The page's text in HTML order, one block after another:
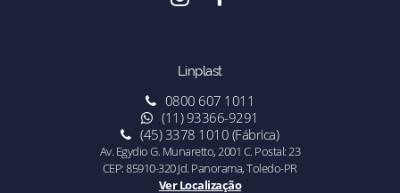
Linplast
0800 607 1011
(11) 93366-9291
(45) 3378 1010 (Fábrica)
Av. Egydio G. Munaretto, 2001 C. Postal: 23
CEP: 85910-320 Jd. Panorama, Toledo-PR
Ver Localização